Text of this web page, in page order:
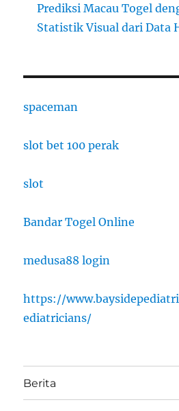
Prediksi Macau Togel
Statistik Visual dari Data
spaceman
slot bet 100 perak
slot
Bandar Togel Online
medusa88 login
https://
ediatricians/
Berita